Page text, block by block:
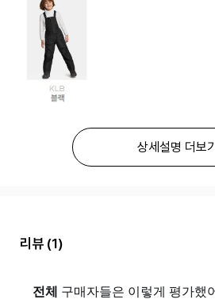
상세설명 더보기
리뷰 (1)